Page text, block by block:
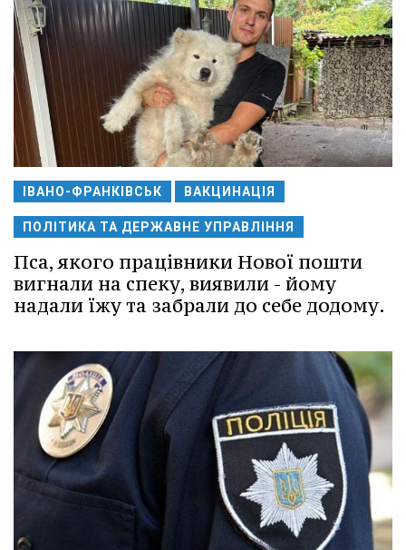
ІВАНО-ФРАНКІВСЬК ВАКЦИНАЦІЯ
ПОЛІТИКА ТА ДЕРЖАВНЕ УПРАВЛІННЯ
Пса, якого працівники Нової пошти
вигнали на спеку, виявили - йому
надали їжу та забрали до себе додому.